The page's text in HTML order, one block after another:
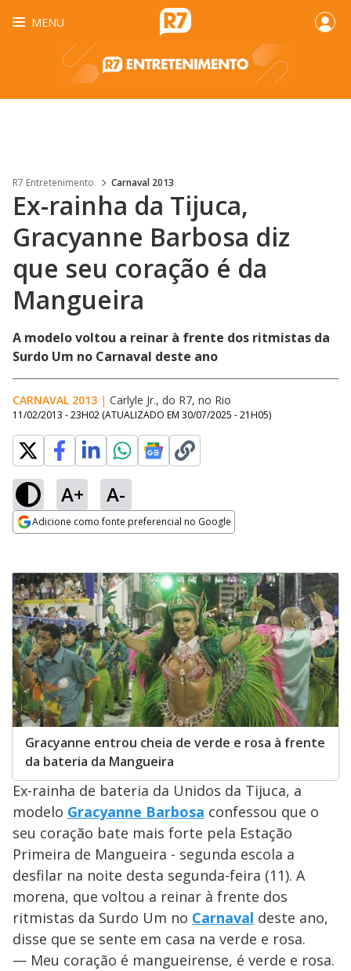
MENU
R7 Entretenimento Carnaval 2013
Ex-rainha da Tijuca,
Gracyanne Barbosa diz
que seu coração é da
Mangueira
A modelo voltou a reinar à frente dos ritmistas da
Surdo Um no Carnaval deste ano
CARNAVAL 2013 | Carlyle Jr., do R7, no Rio
11/02/2013 - 23H02 (ATUALIZADO EM 30/07/2025 - 21H05)
A+ A-
Adicione como fonte preferencial no Google
Gracyanne entrou cheia de verde e rosa à frente
da bateria da Mangueira
Ex-rainha de bateria da Unidos da Tijuca, a
modelo Gracyanne Barbosa confessou que o
seu coração bate mais forte pela Estação
Primeira de Mangueira - segunda escola a
desfilar na noite desta segunda-feira (11). A
morena, que voltou a reinar à frente dos
ritmistas da Surdo Um no Carnaval deste ano,
disse que se sente em casa na verde e rosa.
— Meu coração é mangueirense, é verde e rosa.